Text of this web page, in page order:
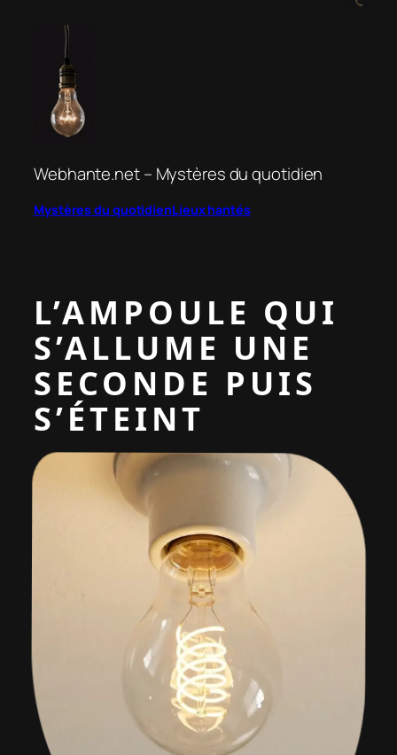
Webhante.net – Mystères du quotidien
Mystères du quotidienLieux hantés
L’AMPOULE QUI
S’ALLUME UNE
SECONDE PUIS
S’ÉTEINT